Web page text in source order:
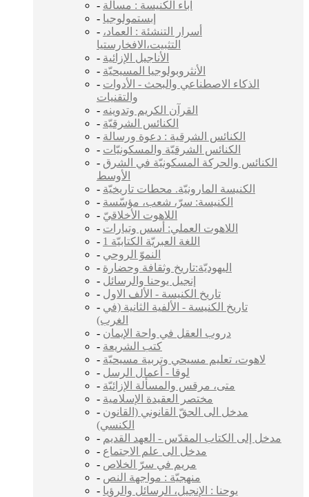
- آباء الكنيسة : مسألة
- إبستمولوجيا
- أسرار التنشئة : العماد،
التثبيت،الافخارستيا
- الأناجيل الإزائية
- الأنثروبولوجيا المسيحيّة
- الذكاء الاصطناعي والبحث - الأدوات
والتقنيات
- القرآن الكريم وتدوينه
- الكنائس الشرقيّة
- الكنائس الشرقية : دعوة ورسالة
- الكنائس الشرقيّة والمسكونيّات
- الكنائس والحركة المسكونيّة في الشرق
الأوسط
- الكنيسة المارونيّة. محطات تاريخيّة
- الكنيسة: سرّ، شعب، مؤسّسة
- اللاهوت الأخلاقيّ
- اللاهوت العملي: أسس وتيارات
-
اللغة العبريّة الكتابيّة 1
- النموّ الروحي
- اليهوديّة:تاريخ وثقافة وحضارة
- إنجيل يوحنا والرسائل
- تاريخ الكنيسة - الألف الاول
- تاريخ الكنيسة - الألفية الثانية (في
الغرب)
- دروب العقل في واحة الإيمان
- كتب الشريعة
- لاهوت، تعليم مسيحي وتربية مسيحيّة
- لوقا - أعمال الرسل
- متى، مرقس والمسألة الإزائيّة
- مختصر العقيدة الإسلامية
- مدخل الى الحقّ القانوني (القانون
الكنسي)
- مدخل إلى الكتاب المقدّس - العهد القديم
- مدخل الى علم الاجتماع
- مريم في سرّ الخلاص
- منهجيّة : مواجهة النص
- يوحنا : الإنجيل، الرسائل والرؤيا